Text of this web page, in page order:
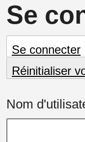
Se
Onglets
Se connecter
Réinitialiser
Nom